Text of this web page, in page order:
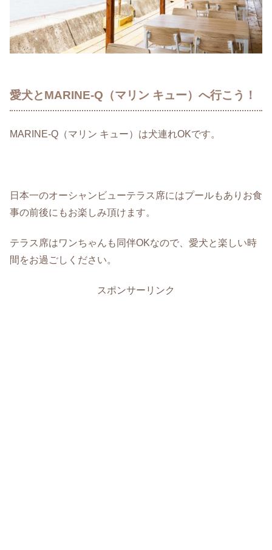
愛犬とMARINE-Q（マリン キュー）へ行こう！
MARINE-Q（マリン キュー）は犬連れOKです。
日本一のオーシャンビューテラス席にはプールもありお食
事の前後にもお楽しみ頂けます。
テラス席はワンちゃんも同伴OKなので、愛犬と楽しい時
間をお過ごしください。
スポンサーリンク